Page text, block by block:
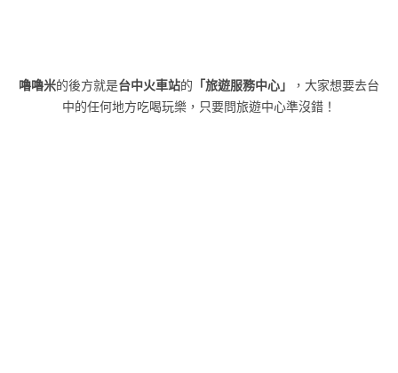
嚕嚕米的後方就是台中火車站的 「旅遊服務中心」
，大家想要去台
中的任何地方吃喝玩樂，只要問旅遊中心準沒錯！